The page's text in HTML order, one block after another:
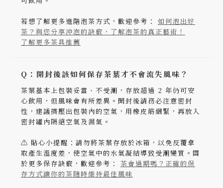
若想了解更多進階泡茶方式，歡迎參考： 如何泡出好
茶？與您分享沖泡的訣竅，了解泡茶的真正藝術！
了解更多茶具推薦
Q：開封後該如何保存茶葉才不會流失風味？
茶葉基本上包裝妥當、不受潮，存放超過 2 年仍可安
心飲用，但風味會有所差異。開封後請務必注意密封
性，建議擠壓出包裝內的空氣，用橡皮筋綑緊，再放入
密封罐內隔絕空氣及濕氣。
⚠️ 貼心小提醒：請勿將茶葉存放於冰箱，以免反覆拿
取產生溫度差，使空氣中的水氣凝結導致受潮變質。關
於更多保存訣竅，歡迎參考： 茶會過期嗎？正確的保
存方式讓你的茶隨時維持最佳風味